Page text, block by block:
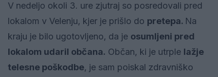
V nedeljo okoli 3. ure zjutraj so posredovali pred
lokalom v Velenju, kjer je prišlo do pretepa. Na
kraju je bilo ugotovljeno, da je osumljeni pred
lokalom udaril občana. Občan, ki je utrple lažje
telesne poškodbe, je sam poiskal zdravniško